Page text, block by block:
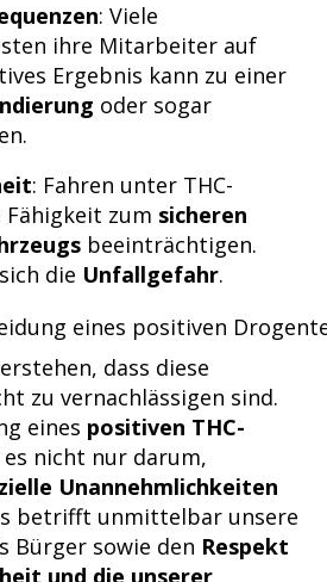
: Viele
ihre Mitarbeiter auf
Ergebnis kann zu einer
oder sogar
: Fahren unter THC-
Fähigkeit zum sicheren
beeinträchtigen.
die Unfallgefahr.
dass diese
zu vernachlässigen sind.
eines positiven THC-
nicht nur darum,
Unannehmlichkeiten
betrifft unmittelbar unsere
Bürger sowie den Respekt